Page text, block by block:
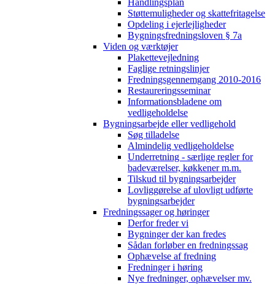
Handlingsplan
Støttemuligheder og skattefritagelse
Opdeling i ejerlejligheder
Bygningsfredningsloven § 7a
Viden og værktøjer
Plakettevejledning
Faglige retningslinjer
Fredningsgennemgang 2010-2016
Restaureringsseminar
Informationsbladene om
vedligeholdelse
Bygningsarbejde eller vedligehold
Søg tilladelse
Almindelig vedligeholdelse
Underretning - særlige regler for
badeværelser, køkkener m.m.
Tilskud til bygningsarbejder
Lovliggørelse af ulovligt udførte
bygningsarbejder
Fredningssager og høringer
Derfor freder vi
Bygninger der kan fredes
Sådan forløber en fredningssag
Ophævelse af fredning
Fredninger i høring
Nye fredninger, ophævelser mv.